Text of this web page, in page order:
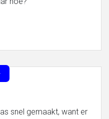
snel gemaakt, want er